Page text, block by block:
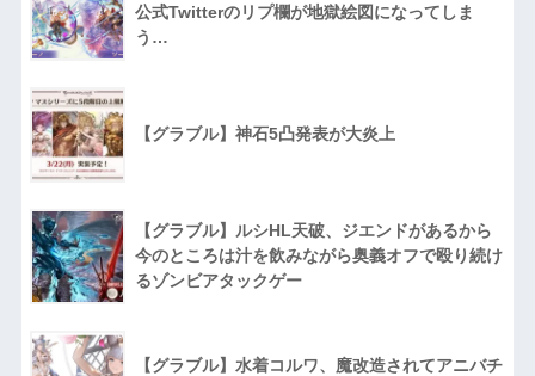
公式Twitterのリプ欄が地獄絵図になってしま
う…
【グラブル】神石5凸発表が大炎上
【グラブル】ルシHL天破、ジエンドがあるから
今のところは汁を飲みながら奥義オフで殴り続け
るゾンビアタックゲー
【グラブル】水着コルワ、魔改造されてアニバチ